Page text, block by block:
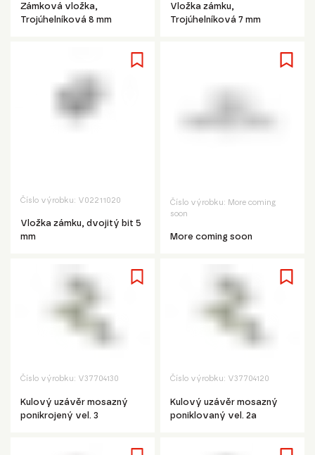
Zámková vložka,
Trojúhelníková 8 mm
Vložka zámku,
Trojúhelníková 7 mm
Číslo výrobku: V02211020
Vložka zámku, dvojitý bit 5
mm
Číslo výrobku: More coming
soon
More coming soon
Číslo výrobku: V37704130
Kulový uzávěr mosazný
ponikrojený vel. 3
Číslo výrobku: V37704120
Kulový uzávěr mosazný
poniklovaný vel. 2a